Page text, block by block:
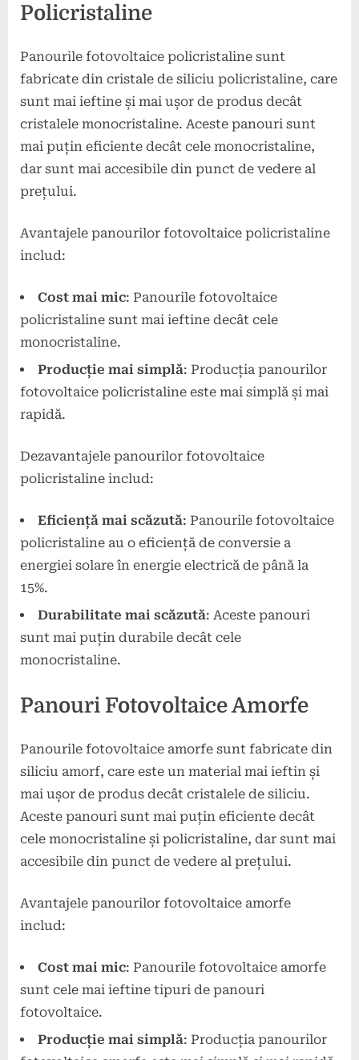
Policristaline
Panourile fotovoltaice policristaline sunt
fabricate din cristale de siliciu policristaline, care
sunt mai ieftine și mai ușor de produs decât
cristalele monocristaline. Aceste panouri sunt
mai puțin eficiente decât cele monocristaline,
dar sunt mai accesibile din punct de vedere al
prețului.
Avantajele panourilor fotovoltaice policristaline
includ:
Cost mai mic: Panourile fotovoltaice
policristaline sunt mai ieftine decât cele
monocristaline.
Producție mai simplă: Producția panourilor
fotovoltaice policristaline este mai simplă și mai
rapidă.
Dezavantajele panourilor fotovoltaice
policristaline includ:
Eficiență mai scăzută: Panourile fotovoltaice
policristaline au o eficiență de conversie a
energiei solare în energie electrică de până la
15%.
Durabilitate mai scăzută: Aceste panouri
sunt mai puțin durabile decât cele
monocristaline.
Panouri Fotovoltaice Amorfe
Panourile fotovoltaice amorfe sunt fabricate din
siliciu amorf, care este un material mai ieftin și
mai ușor de produs decât cristalele de siliciu.
Aceste panouri sunt mai puțin eficiente decât
cele monocristaline și policristaline, dar sunt mai
accesibile din punct de vedere al prețului.
Avantajele panourilor fotovoltaice amorfe
includ:
Cost mai mic: Panourile fotovoltaice amorfe
sunt cele mai ieftine tipuri de panouri
fotovoltaice.
Producție mai simplă: Producția panourilor